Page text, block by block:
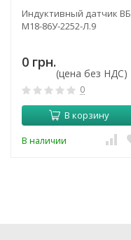
Индуктивный датчик
М18-86У-2252-Л.9
0 грн.
(цена без НДС)
0
В корзину
В наличии